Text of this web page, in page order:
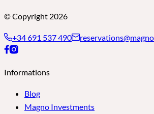
© Copyright 2026
+34 691 537 490
Informations
Blog
Magno Investments